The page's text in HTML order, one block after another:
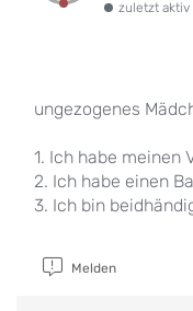
zuletzt
ungezogenes
1. Ich habe meinen
2. Ich habe einen
3. Ich bin
Melden